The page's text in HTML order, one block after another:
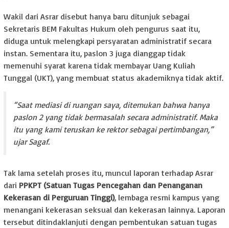
Wakil dari Asrar disebut hanya baru ditunjuk sebagai
Sekretaris BEM Fakultas Hukum oleh pengurus saat itu,
diduga untuk melengkapi persyaratan administratif secara
instan. Sementara itu, paslon 3 juga dianggap tidak
memenuhi syarat karena tidak membayar Uang Kuliah
Tunggal (UKT), yang membuat status akademiknya tidak aktif.
“Saat mediasi di ruangan saya, ditemukan bahwa hanya
paslon 2 yang tidak bermasalah secara administratif. Maka
itu yang kami teruskan ke rektor sebagai pertimbangan,”
ujar Sagaf.
Tak lama setelah proses itu, muncul laporan terhadap Asrar
dari PPKPT (Satuan Tugas Pencegahan dan Penanganan
Kekerasan di Perguruan Tinggi), lembaga resmi kampus yang
menangani kekerasan seksual dan kekerasan lainnya. Laporan
tersebut ditindaklanjuti dengan pembentukan satuan tugas